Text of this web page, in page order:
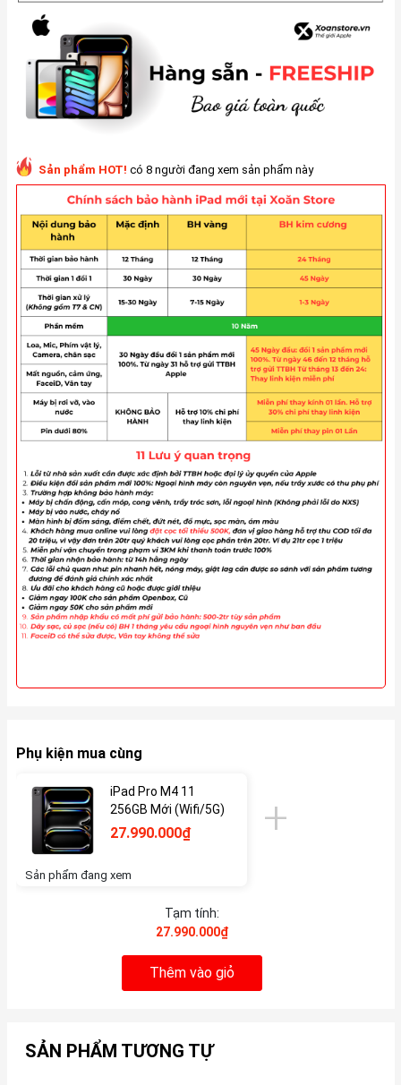
Sản phẩm HOT! có 8 người đang xem sản phẩm này
Phụ kiện mua cùng
iPad Pro M4 11
256GB Mới (Wifi/5G)
27.990.000₫
Sản phẩm đang xem
Tạm tính:
27.990.000₫
Thêm vào giỏ
SẢN PHẨM TƯƠNG TỰ